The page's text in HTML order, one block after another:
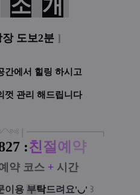
소 개
도보2분 ]
간에서 힐링 하시고
껏 관리 해드립니다
━━━━━━━━┓
:친절 예 약
약 코스 + 시간
이 용 부탁드려요'◡' ꒱